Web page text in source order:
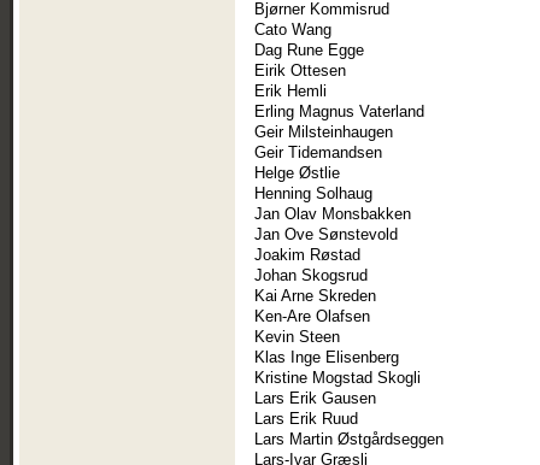
Bjørner Kommisrud
Cato Wang
Dag Rune Egge
Eirik Ottesen
Erik Hemli
Erling Magnus Vaterland
Geir Milsteinhaugen
Geir Tidemandsen
Helge Østlie
Henning Solhaug
Jan Olav Monsbakken
Jan Ove Sønstevold
Joakim Røstad
Johan Skogsrud
Kai Arne Skreden
Ken-Are Olafsen
Kevin Steen
Klas Inge Elisenberg
Kristine Mogstad Skogli
Lars Erik Gausen
Lars Erik Ruud
Lars Martin Østgårdseggen
Lars-Ivar Græsli